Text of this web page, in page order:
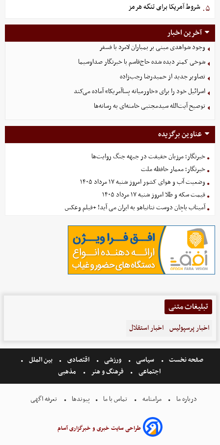
۵. شروط آمریکا برای تنگه هرمز
آخرین اخبار
وجود شواهدی مبنی بر بمباران لامرد با فسفر
شوخی کمتر دیده شده حاج‌قاسم با خبرنگار صداوسیما
تصاویر جدید از حمیدرضا رجب‌زاده
اسرائیل خود را برای «خاورمیانه پساآمریکا» آماده می‌کند
توصیح آیت‌الله سیدمجتبی خامنه‌ای به رسانه‌ها
عناوین برگزیده
خبرنگار؛ مرزبان حقیقت در جبهه جنگ روایت‌ها
خبرنگار؛ معمار حافظه ملت
وضعیت آب و هوای کشور امروز شنبه ۱۷ مرداد ۱۴۰۵
قیمت سکه و طلا امروز شنبه ۱۷ مرداد ۱۴۰۵
آمیتاب باچان دوست نتانیاهو به ایران می آید! +فیلم وعکس
تبلیغات متنی
اخبار پرسپولیس اخبار استقلال
صفحه نخست سیاسی ورزشی اقتصادی
بین الملل
اجتماعی
فرهنگ و هنر مذهبی
درباره ما مرامنامه تماس با ما پیوندها تعرفه اگهی
طراحی سایت خبری و خبرگزاری آسام